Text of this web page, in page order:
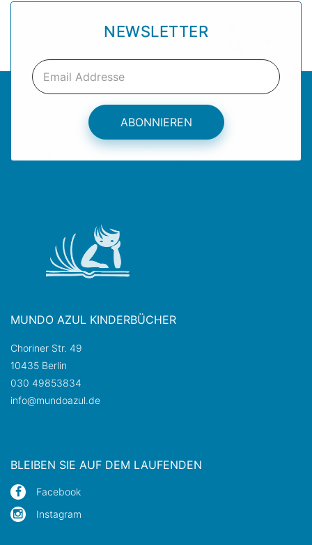
NEWSLETTER
ABONNIEREN
MUNDO AZUL KINDERBÜCHER
Choriner Str. 49
10435 Berlin
030 49853834
info@mundoazul.de
BLEIBEN SIE AUF DEM LAUFENDEN
Facebook
Instagram